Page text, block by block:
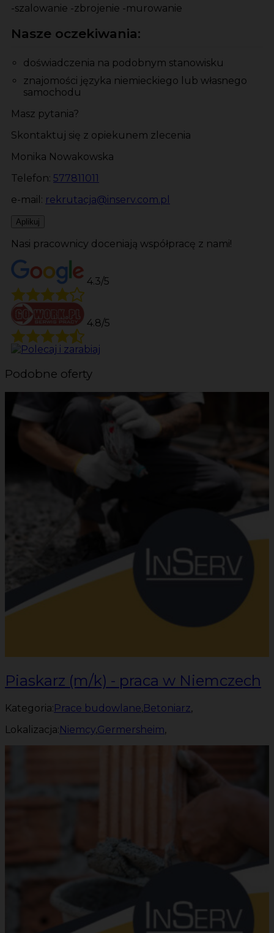
-szalowanie -zbrojenie -murowanie
Nasze oczekiwania:
doświadczenia na podobnym stanowisku
znajomości języka niemieckiego lub własnego
samochodu
Masz pytania?
Skontaktuj się z opiekunem zlecenia
Monika Nowakowska
Telefon: 577811011
e-mail: rekrutacja@inserv.com.pl
Aplikuj
Nasi pracownicy doceniają współpracę z nami!
4.3/5
4.8/5
Podobne oferty
Piaskarz (m/k) - praca w Niemczech
Kategoria: Prace budowlane,Betoniarz,
Lokalizacja: Niemcy,Germersheim,